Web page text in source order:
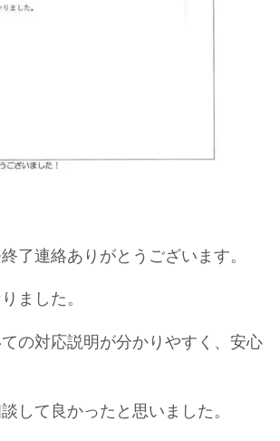
了連絡ありがとうございます。
ました。
の対応説明が分かりやすく、安心
して良かったと思いました。